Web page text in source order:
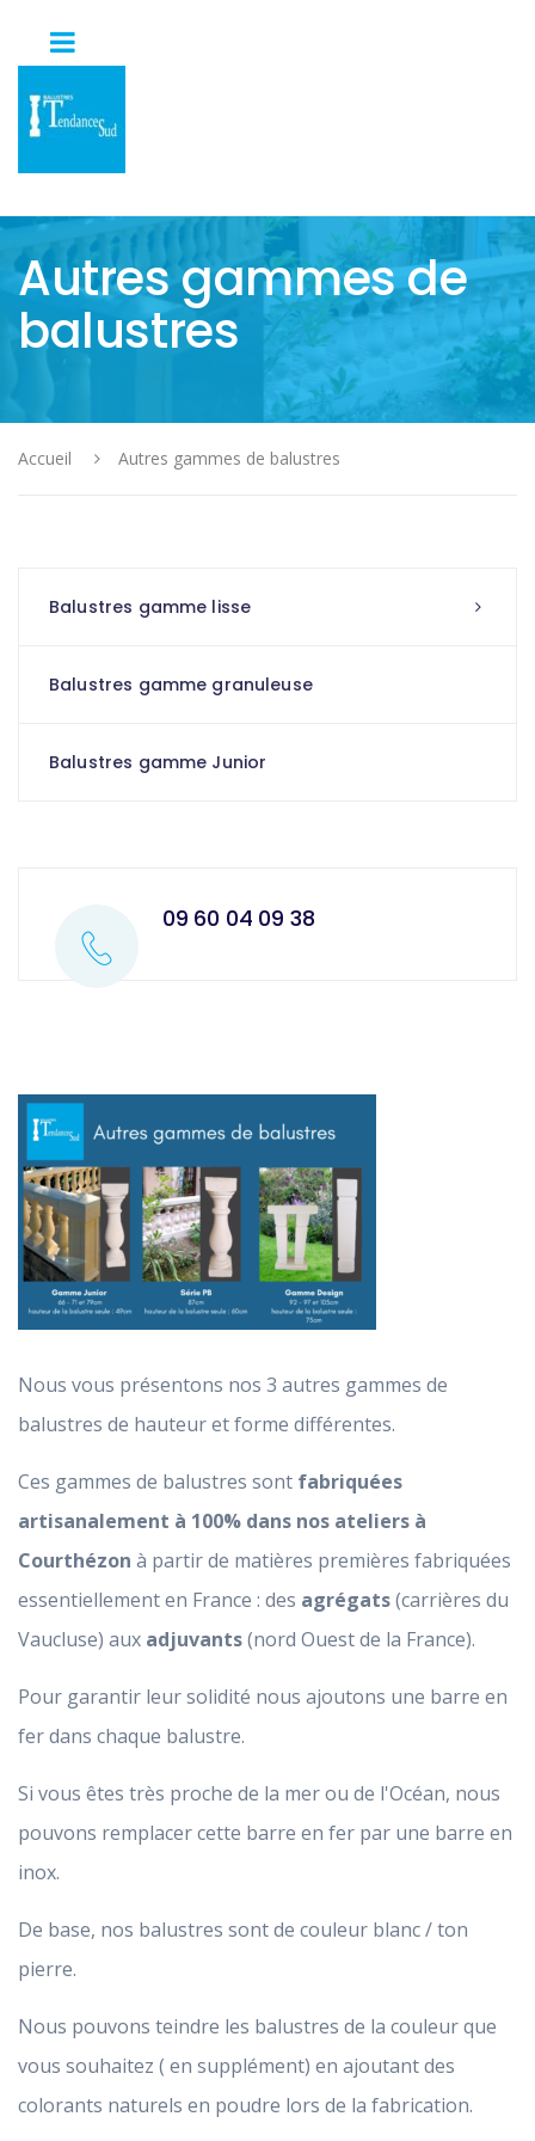
Autres gammes de
balustres
Accueil Autres gammes de balustres
Balustres gamme lisse
Balustres gamme granuleuse
Balustres gamme Junior
09 60 04 09 38
Nous vous présentons nos 3 autres gammes de
balustres de hauteur et forme différentes.
Ces gammes de balustres sont fabriquées
artisanalement à 100% dans nos ateliers à
Courthézon à partir de matières premières fabriquées
essentiellement en France : des agrégats(carrières du
Vaucluse) aux adjuvants(nord Ouest de la France).
Pour garantir leur solidité nous ajoutons une barre en
fer dans chaque balustre.
Si vous êtes très proche de la mer ou de l'Océan, nous
pouvons remplacer cette barre en fer par une barre en
inox.
De base, nos balustres sont de couleur blanc / ton
pierre.
Nous pouvons teindre les balustres de la couleur que
vous souhaitez ( en supplément) en ajoutant des
colorants naturels en poudre lors de la fabrication.